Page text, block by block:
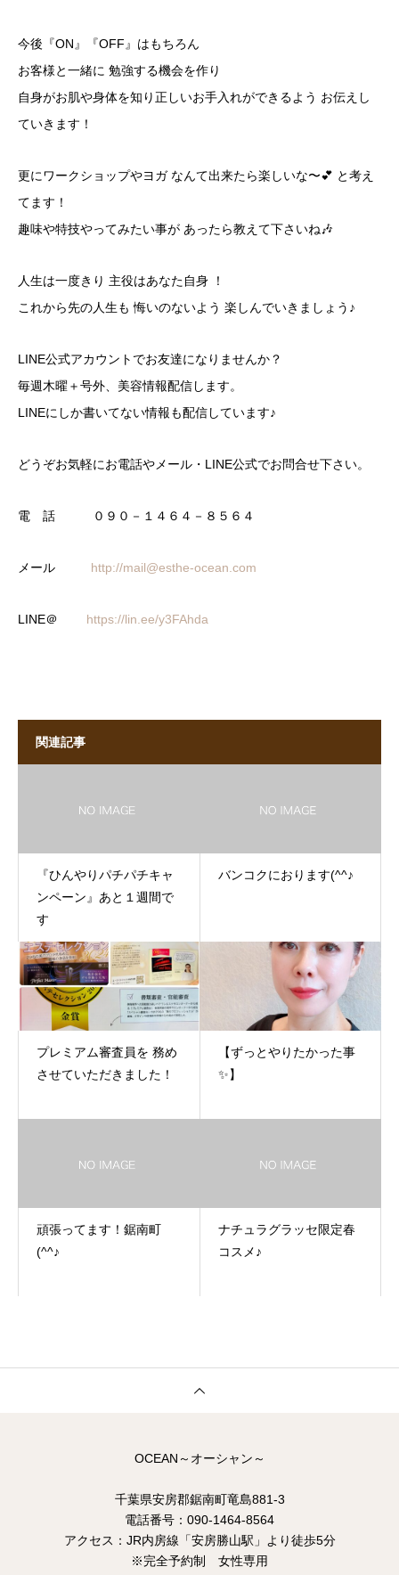
今後『ON』『OFF』はもちろん
お客様と一緒に 勉強する機会を作り
自身がお肌や身体を知り正しいお手入れができるよう お伝えし
ていきます！
更にワークショップやヨガ なんて出来たら楽しいな〜💕 と考え
てます！
趣味や特技やってみたい事が あったら教えて下さいね🎶
人生は一度きり 主役はあなた自身 ！
これから先の人生も 悔いのないよう 楽しんでいきましょう♪
LINE公式アカウントでお友達になりませんか？
毎週木曜＋号外、美容情報配信します。
LINEにしか書いてない情報も配信しています♪
どうぞお気軽にお電話やメール・LINE公式でお問合せ下さい。
電 話 ０９０－１４６４－８５６４
メール http://mail@esthe-ocean.com
LINE＠ https://lin.ee/y3FAhda
関連記事
『ひんやりパチパチキャ
ンペーン』あと１週間で
す
バンコクにおります(^^♪
プレミアム審査員を 務め
させていただきました！
【ずっとやりたかった事
✨】
頑張ってます！鋸南町
(^^♪
ナチュラグラッセ限定春
コスメ♪
OCEAN～オーシャン～
千葉県安房郡鋸南町竜島881-3
電話番号：090-1464-8564
アクセス：JR内房線「安房勝山駅」より徒歩5分
※完全予約制 女性専用